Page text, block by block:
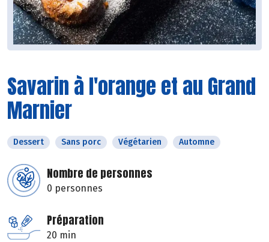
Savarin à l'orange et au Grand
Marnier
Dessert Sans porc Végétarien Automne
Nombre de personnes
0 personnes
Préparation
20 min